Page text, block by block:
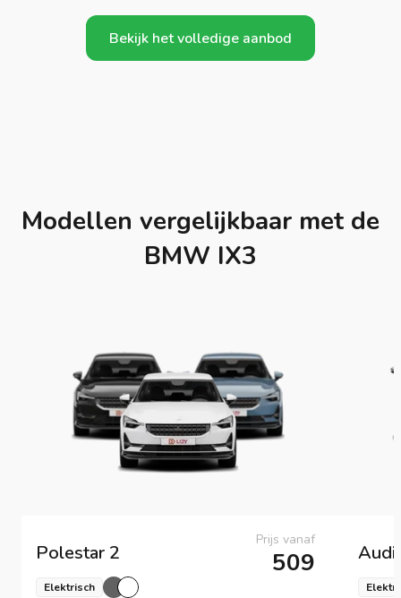
Bekijk het volledige aanbod
Modellen vergelijkbaar met de
BMW IX3
Polestar 2
Prijs vanaf
509
Elektrisch
Audi